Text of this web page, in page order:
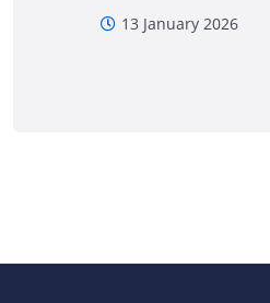
13 January 2026